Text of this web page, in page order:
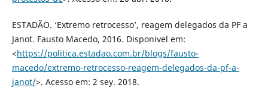
ESTADÃO. ‘Extremo retrocesso’, reagem delegados da PF a
Janot. Fausto Macedo, 2016. Disponivel em:
<https://politica.estadao.com.br/blogs/fausto-
macedo/extremo-retrocesso-reagem-delegados-da-pf-a-
janot/>. Acesso em: 2 sey. 2018.